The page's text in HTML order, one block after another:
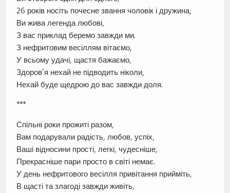
26 років носіть почесне звання чоловік і дружина,
Ви жива легенда любові,
З вас приклад беремо завжди ми.
З нефритовим весіллям вітаємо,
У всьому удачі, щастя бажаємо,
Здоров’я нехай не підводить ніколи,
Нехай буде щедрою до вас завжди доля.
***
Спільні роки прожиті разом,
Вам подарували радість, любов, успіх,
Ваші відносини прості, легкі, чудесніше,
Прекрасніше пари просто в світі немає.
У день нефритового весілля привітання прийміть,
В щасті та злагоді завжди живіть,